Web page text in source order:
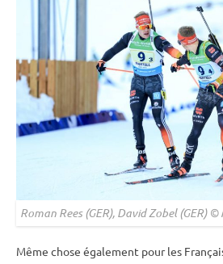
Roman Rees (GER), David Zobel (GER)
Même chose également pour les